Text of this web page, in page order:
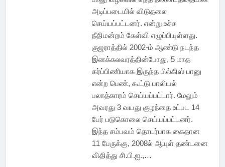
அடிப்படையில் விடுதலை
செய்யப்பட்டனர். என்று உச்ச
நீதிமன்றம் கேள்வி எழுப்பியுள்ளது.
குஜராத்தில் 2002-ம் ஆண்டு நடந்த
இனக்கலவரத்தின்போது, 5 மாத
கர்ப்பிணியாக இருந்த பில்கிஸ் பானு
என்ற பெண், கூட்டு பாலியல்
பலாத்காரம் செய்யப்பட்டார். மேலும்
அவரது 3 வயது குழந்தை உட்பட 14
பேர் படுகொலை செய்யப்பட்டனர்.
இந்த சம்பவம் தொடர்பாக கைதான
11 பேருக்கு, 2008ல் ஆயுள் தண்டனை
விதித்து சி.பி.ஐ.,…